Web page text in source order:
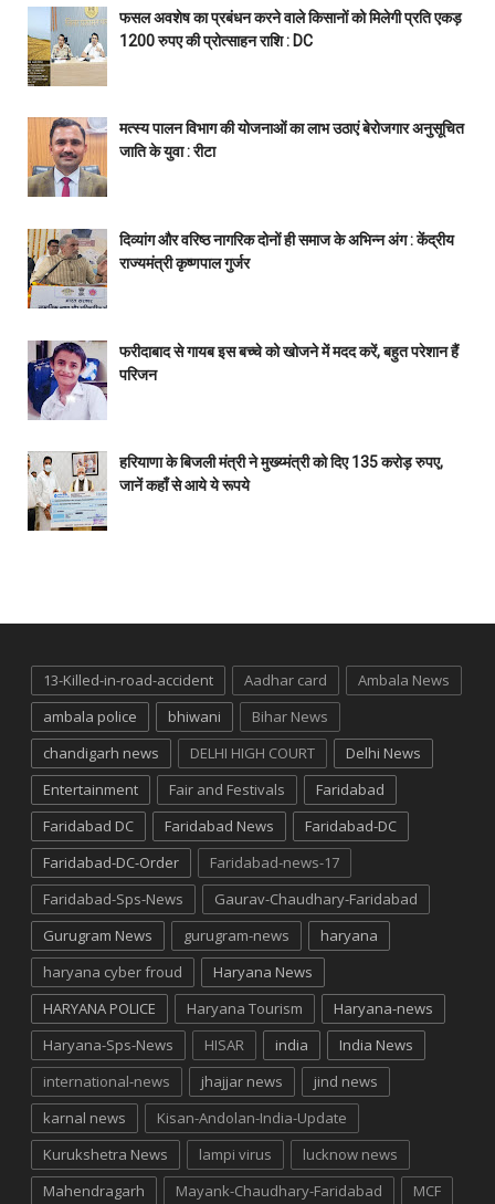
फसल अवशेष का प्रबंधन करने वाले किसानों को मिलेगी प्रति एकड़
1200 रुपए की प्रोत्साहन राशि : DC
मत्स्य पालन विभाग की योजनाओं का लाभ उठाएं बेरोजगार अनुसूचित
जाति के युवा : रीटा
दिव्यांग और वरिष्ठ नागरिक दोनों ही समाज के अभिन्न अंग : केंद्रीय
राज्यमंत्री कृष्णपाल गुर्जर
फरीदाबाद से गायब इस बच्चे को खोजने में मदद करें, बहुत परेशान हैं
परिजन
हरियाणा के बिजली मंत्री ने मुख्य्मंत्री को दिए 135 करोड़ रुपए,
जानें कहाँ से आये ये रूपये
13-Killed-in-road-accident Aadhar card
Ambala News
ambala police
bhiwani
Bihar News
chandigarh news
DELHI HIGH COURT
Delhi News
Entertainment
Fair and Festivals
Faridabad
Faridabad DC
Faridabad News
Faridabad-DC
Faridabad-DC-Order
Faridabad-news-17
Faridabad-Sps-News
Gaurav-Chaudhary-Faridabad
Gurugram News
gurugram-news
haryana
haryana cyber froud
Haryana News
HARYANA POLICE
Haryana Tourism
Haryana-news
Haryana-Sps-News
HISAR india
India News
international-news
jhajjar news
jind news
karnal news
Kisan-Andolan-India-Update
Kurukshetra News
lampi virus
lucknow news
Mahendragarh
Mayank-Chaudhary-Faridabad MCF